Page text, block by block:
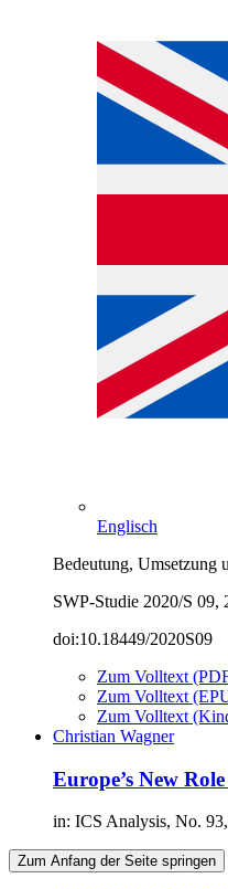
Englisch
Bedeutung, Umsetzung
SWP-Studie 2020/S 09,
doi:10.18449/2020S09
Zum Volltext
Zum Volltext
Zum Volltext
Christian Wagner
Europe’s New
in: ICS Analysis, No.
Zum Anfang der Seite springen